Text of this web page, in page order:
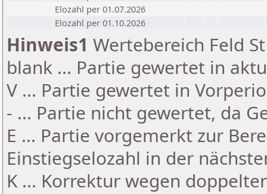
Elozahl per 01.07.2026
Elozahl per 01.10.2026
Hinweis1 Wertebereich Feld
blank ... Partie gewertet in
V ... Partie gewertet in
- ... Partie nicht gewertet, da
E ... Partie vorgemerkt zur
Einstiegselozahl in der
K ... Korrektur wegen